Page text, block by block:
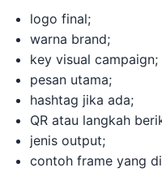
logo final;
warna brand;
key visual campaign;
pesan utama;
hashtag jika ada;
QR atau langkah
jenis output;
contoh frame yang